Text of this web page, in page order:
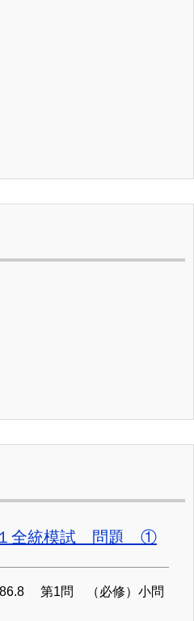
全統模試 問題 ①
第1問 （必修）小問